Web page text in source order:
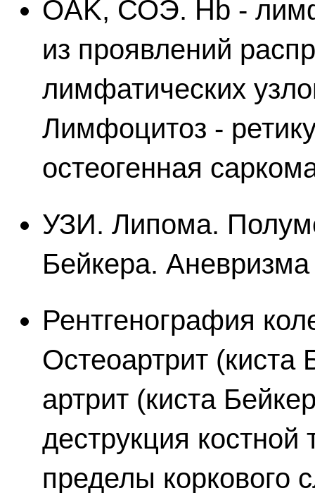
OAK, СОЭ. Hb -
из проявлений
лимфатических
Лимфоцитоз -
остеогенная
УЗИ. Липома.
Бейкера.
Рентгенография
Остеоартрит
артрит (киста
деструкция костной
пределы коркового